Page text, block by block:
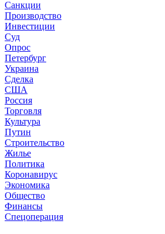
Санкции
Производство
Инвестиции
Суд
Опрос
Петербург
Украина
Сделка
США
Россия
Торговля
Культура
Путин
Строительство
Жилье
Политика
Коронавирус
Экономика
Общество
Финансы
Спецоперация